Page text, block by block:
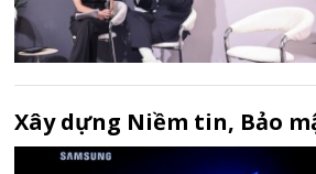
Xây dựng Niềm tin, Bảo